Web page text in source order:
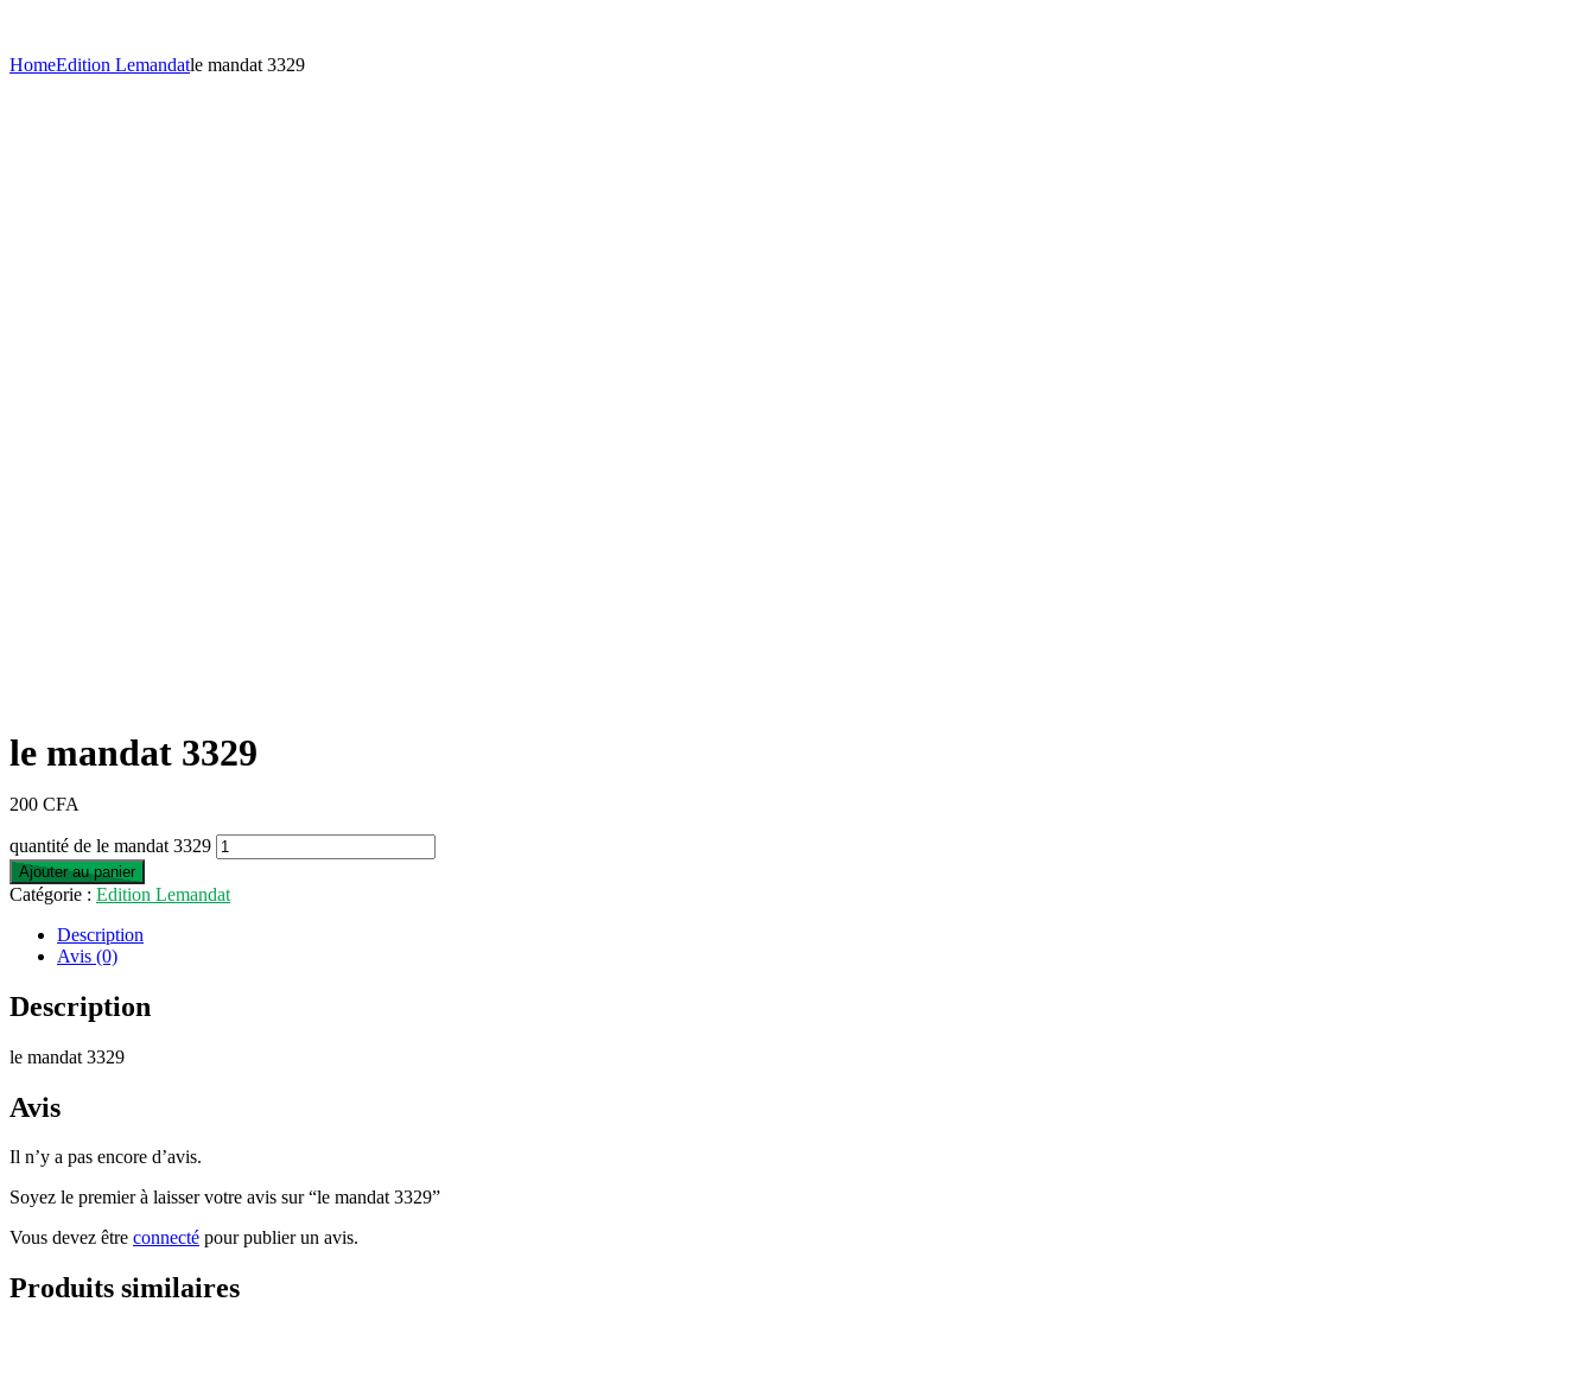
HomeEdition Lemandatle mandat 3329
le mandat 3329
200 CFA
quantité de le mandat 3329
Ajouter au panier
Catégorie : Edition Lemandat
Description
Avis (0)
Description
le mandat 3329
Avis
Il n’y a pas encore d’avis.
Soyez le premier à laisser votre avis sur “le mandat 3329”
Vous devez être connecté pour publier un avis.
Produits similaires